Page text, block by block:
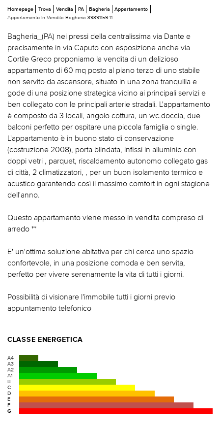
Homepage Trova Vendita PA Bagheria
Appartamento
Appartamento In Vendita Bagheria 39391159-11
Bagheria_(PA) nei pressi della centralissima via Dante e
precisamente in via Caputo con esposizione anche via
Cortile Greco proponiamo la vendita di un delizioso
appartamento di 60 mq posto al piano terzo di uno stabile
non servito da ascensore, situato in una zona tranquilla e
gode di una posizione strategica vicino ai principali servizi e
ben collegato con le principali arterie stradali. L'appartamento
è composto da 3 locali, angolo cottura, un wc.doccia, due
balconi perfetto per ospitare una piccola famiglia o single.
L'appartamento è in buono stato di conservazione
(costruzione 2008), porta blindata, infissi in alluminio con
doppi vetri , parquet, riscaldamento autonomo collegato gas
di città, 2 climatizzatori, , per un buon isolamento termico e
acustico garantendo così il massimo comfort in ogni stagione
dell'anno.
Questo appartamento viene messo in vendita compreso di
arredo **
E' un'ottima soluzione abitativa per chi cerca uno spazio
confortevole, in una posizione comoda e ben servita,
perfetto per vivere serenamente la vita di tutti i giorni.
Possibilità di visionare l'immobile tutti i giorni previo
appuntamento telefonico
CLASSE ENERGETICA
A4
A3
A2
A1
B
C
D
E
F
G